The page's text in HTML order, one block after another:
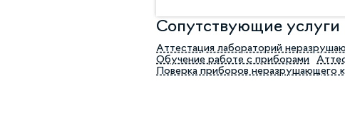
Сопутствующие услуги
Аттестация лабораторий
Обучение работе с приборами
Поверка приборов неразрушающего